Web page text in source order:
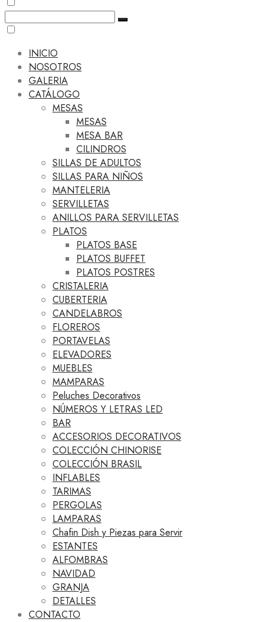
INICIO
NOSOTROS
GALERIA
CATÁLOGO
MESAS
MESAS
MESA BAR
CILINDROS
SILLAS DE ADULTOS
SILLAS PARA NIÑOS
MANTELERIA
SERVILLETAS
ANILLOS PARA SERVILLETAS
PLATOS
PLATOS BASE
PLATOS BUFFET
PLATOS POSTRES
CRISTALERIA
CUBERTERIA
CANDELABROS
FLOREROS
PORTAVELAS
ELEVADORES
MUEBLES
MAMPARAS
Peluches Decorativos
NÚMEROS Y LETRAS LED
BAR
ACCESORIOS DECORATIVOS
COLECCIÓN CHINORISE
COLECCIÓN BRASIL
INFLABLES
TARIMAS
PERGOLAS
LAMPARAS
Chafin Dish y Piezas para Servir
ESTANTES
ALFOMBRAS
NAVIDAD
GRANJA
DETALLES
CONTACTO